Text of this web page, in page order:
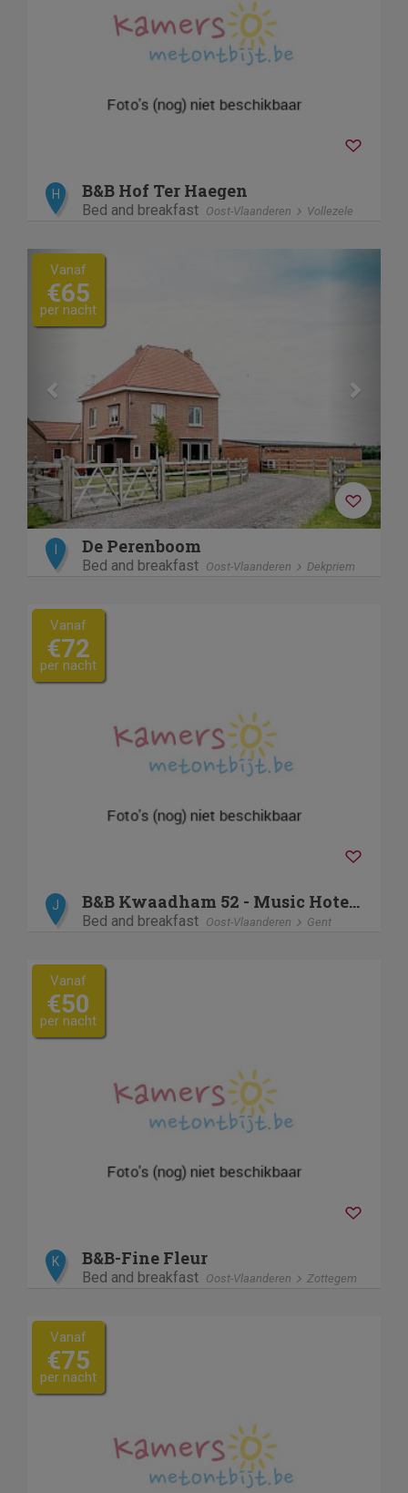
H B&B Hof Ter Haegen
Bed and breakfast Oost-Vlaanderen Vollezele
Previous
Vanaf
€65
per nacht
De Perenboom
Bed and breakfast Oost-Vlaanderen Dekpriem
Vanaf
€72
per nacht
J B&B Kwaadham 52 - Music Hotel Ghent
Bed and breakfast Oost-Vlaanderen Gent
Vanaf
€50
per nacht
K B&B-Fine Fleur
Bed and breakfast Oost-Vlaanderen Zottegem
Vanaf
€75
per nacht